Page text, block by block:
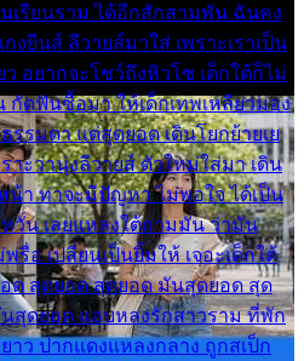
เรียนราม ได้อีกสักสามพัน ฉันคง
งยีนส์ ลีวายส์มาใส่ เพราะเราเป็น
ว อยากจะโชว์ถึงหิวโซ เด็กใต้ก็ไม่
ดฟันซื้อมา ให้เด็กเทพเหลียวมอง
รรมดา แต่สุดยอด เดินโยกย้ายเย
าะว่านุ่งลีวายส์ ตัวใหม่ใส่มา เดิน
น้า ท่าจะมีปัญหา ไม่พอใจ ได้เป็น
วั่น เลยแหลงใต้ถามมัน ว่ามัน
อ เปลี่ยนเป็นยิ้มให้ เจอะเด็กใต้
ด สุดยอด สุดยอด มันสุดยอด สุด
สุดยอด แอบหลงรักสาวราม ที่พัก
าว ปากแดงแหลงกลาง ถูกสเป็ก